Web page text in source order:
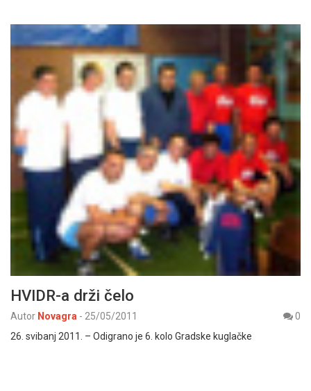
HVIDR-a drži čelo
Autor Novagra - 25/05/2011
0
26. svibanj 2011. – Odigrano je 6. kolo Gradske kuglačke